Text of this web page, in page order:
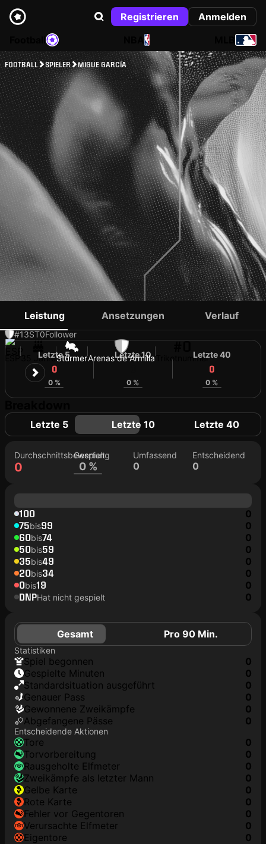
Registrieren
Anmelden
NBA
FOOTBALL SPIELER MIGUE GARCÍA
MIGUE GARCÍA
#13ST0Follower
35 JahreStürmerArenas de Armilla Trikotnummer
Leistung Ansetzungen Verlauf
Letzte 5
0
0 %
Letzte 10
0 %
Letzte 40
0
0 %
Letzte 5 Letzte 10 Letzte 40
Durchschnittsbewertung
0
Gespielt
0 %
Umfassend
0
Entscheidend
0
100 0
75bis99 0
60bis74 0
50bis59 0
35bis49 0
20bis34 0
0bis19 0
DNPHat nicht gespielt 0
Gesamt Pro 90 Min.
Statistiken
Spiel begonnen
0
Gespielte Minuten
0
Standardsituation ausgeführt
0
genauer Pass
0
Gewonnene Zweikämpfe
0
Abgefangene Pässe
0
Entscheidende Aktionen
Tore
0
Torvorbereitung
0
rausgeholte Elfmeter
0
Zweikämpfe als letzter Mann
0
gelbe Karte
0
rote Karte
0
Fehler vor Gegentoren
0
Verursachte Elfmeter
0
Eigentore
0